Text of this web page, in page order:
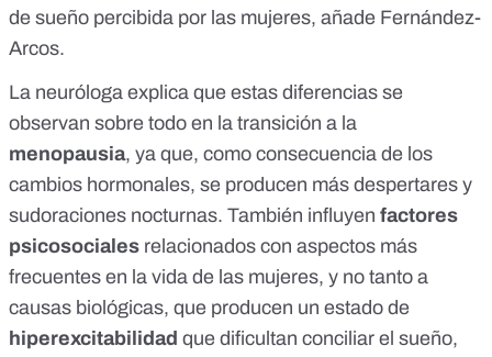
de sueño percibida por las mujeres, añade Fernández-
Arcos.
La neuróloga explica que estas diferencias se
observan sobre todo en la transición a la
menopausia, ya que, como consecuencia de los
cambios hormonales, se producen más despertares y
sudoraciones nocturnas. También influyen factores
psicosociales relacionados con aspectos más
frecuentes en la vida de las mujeres, y no tanto a
causas biológicas, que producen un estado de
hiperexcitabilidad que dificultan conciliar el sueño,